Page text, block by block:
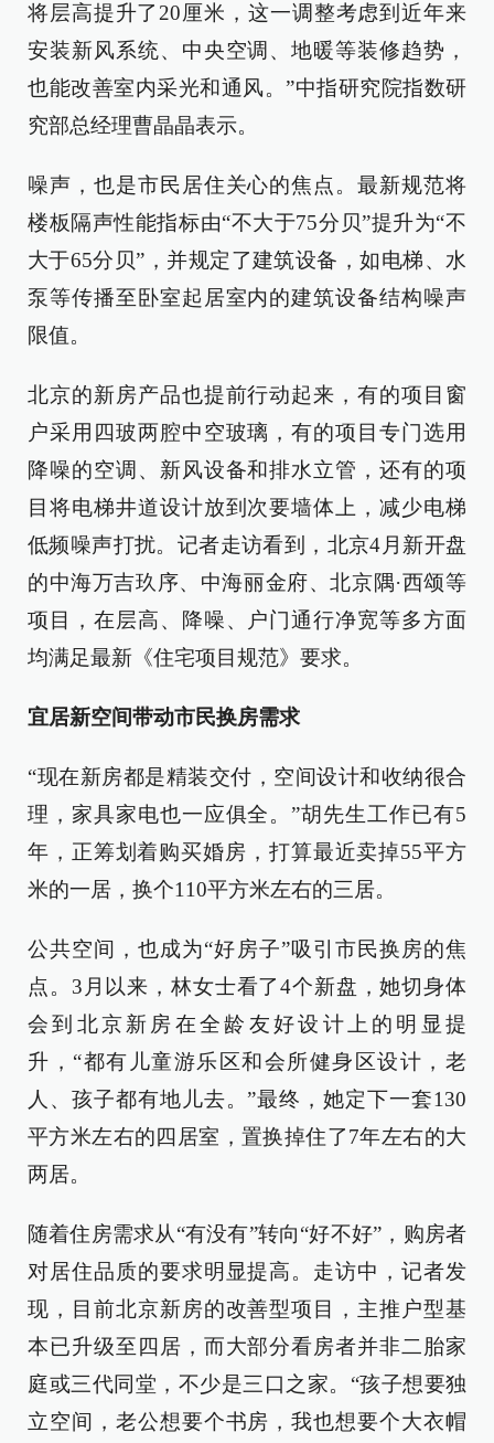
将层高提升了20厘米，这一调整考虑到近年来
安装新风系统、中央空调、地暖等装修趋势，
也能改善室内采光和通风。”中指研究院指数研
究部总经理曹晶晶表示。
噪声，也是市民居住关心的焦点。最新规范将
楼板隔声性能指标由“不大于75分贝”提升为“不
大于65分贝”，并规定了建筑设备，如电梯、水
泵等传播至卧室起居室内的建筑设备结构噪声
限值。
北京的新房产品也提前行动起来，有的项目窗
户采用四玻两腔中空玻璃，有的项目专门选用
降噪的空调、新风设备和排水立管，还有的项
目将电梯井道设计放到次要墙体上，减少电梯
低频噪声打扰。记者走访看到，北京4月新开盘
的中海万吉玖序、中海丽金府、北京隅·西颂等
项目，在层高、降噪、户门通行净宽等多方面
均满足最新《住宅项目规范》要求。
宜居新空间带动市民换房需求
“现在新房都是精装交付，空间设计和收纳很合
理，家具家电也一应俱全。”胡先生工作已有5
年，正筹划着购买婚房，打算最近卖掉55平方
米的一居，换个110平方米左右的三居。
公共空间，也成为“好房子”吸引市民换房的焦
点。3月以来，林女士看了4个新盘，她切身体
会到北京新房在全龄友好设计上的明显提
升，“都有儿童游乐区和会所健身区设计，老
人、孩子都有地儿去。”最终，她定下一套130
平方米左右的四居室，置换掉住了7年左右的大
两居。
随着住房需求从“有没有”转向“好不好”，购房者
对居住品质的要求明显提高。走访中，记者发
现，目前北京新房的改善型项目，主推户型基
本已升级至四居，而大部分看房者并非二胎家
庭或三代同堂，不少是三口之家。“孩子想要独
立空间，老公想要个书房，我也想要个大衣帽